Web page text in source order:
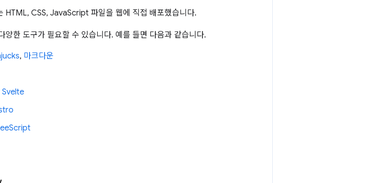
HTML, CSS, JavaScript 파일을 웹에 직접 배포했습니다.
한 도구가 필요할 수 있습니다. 예를 들면 다음과 같습니다.
, 마크다운
Svelte